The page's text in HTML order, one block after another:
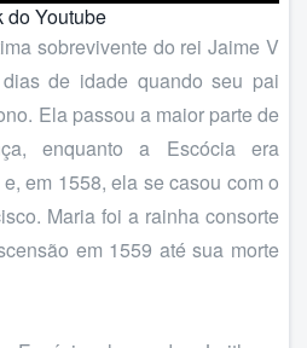
do Youtube
sobrevivente do rei Jaime V
de idade quando seu pai
Ela passou a maior parte de
enquanto a Escócia era
em 1558, ela se casou com o
Maria foi a rainha consorte
em 1559 até sua morte